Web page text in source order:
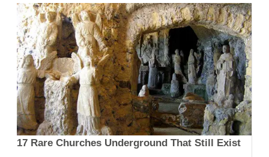
17 Rare Churches Underground That Still Exist